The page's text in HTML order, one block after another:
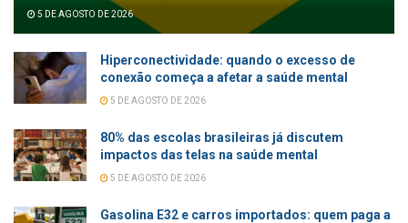
5 DE AGOSTO DE 2026
Hiperconectividade: quando o excesso de
conexão começa a afetar a saúde mental
5 DE AGOSTO DE 2026
80% das escolas brasileiras já discutem
impactos das telas na saúde mental
5 DE AGOSTO DE 2026
Gasolina E32 e carros importados: quem paga a